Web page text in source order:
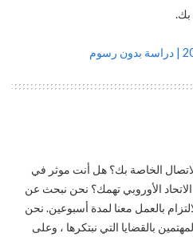
بك.
الخاصة بك؟ هل أنت موثر في
الأوروبي تهمك؟ نحن نبحث عن
بالعمل معنا لمدة أسبوعين. نحن
بالقضايا التي نبتكرها ، وعلى